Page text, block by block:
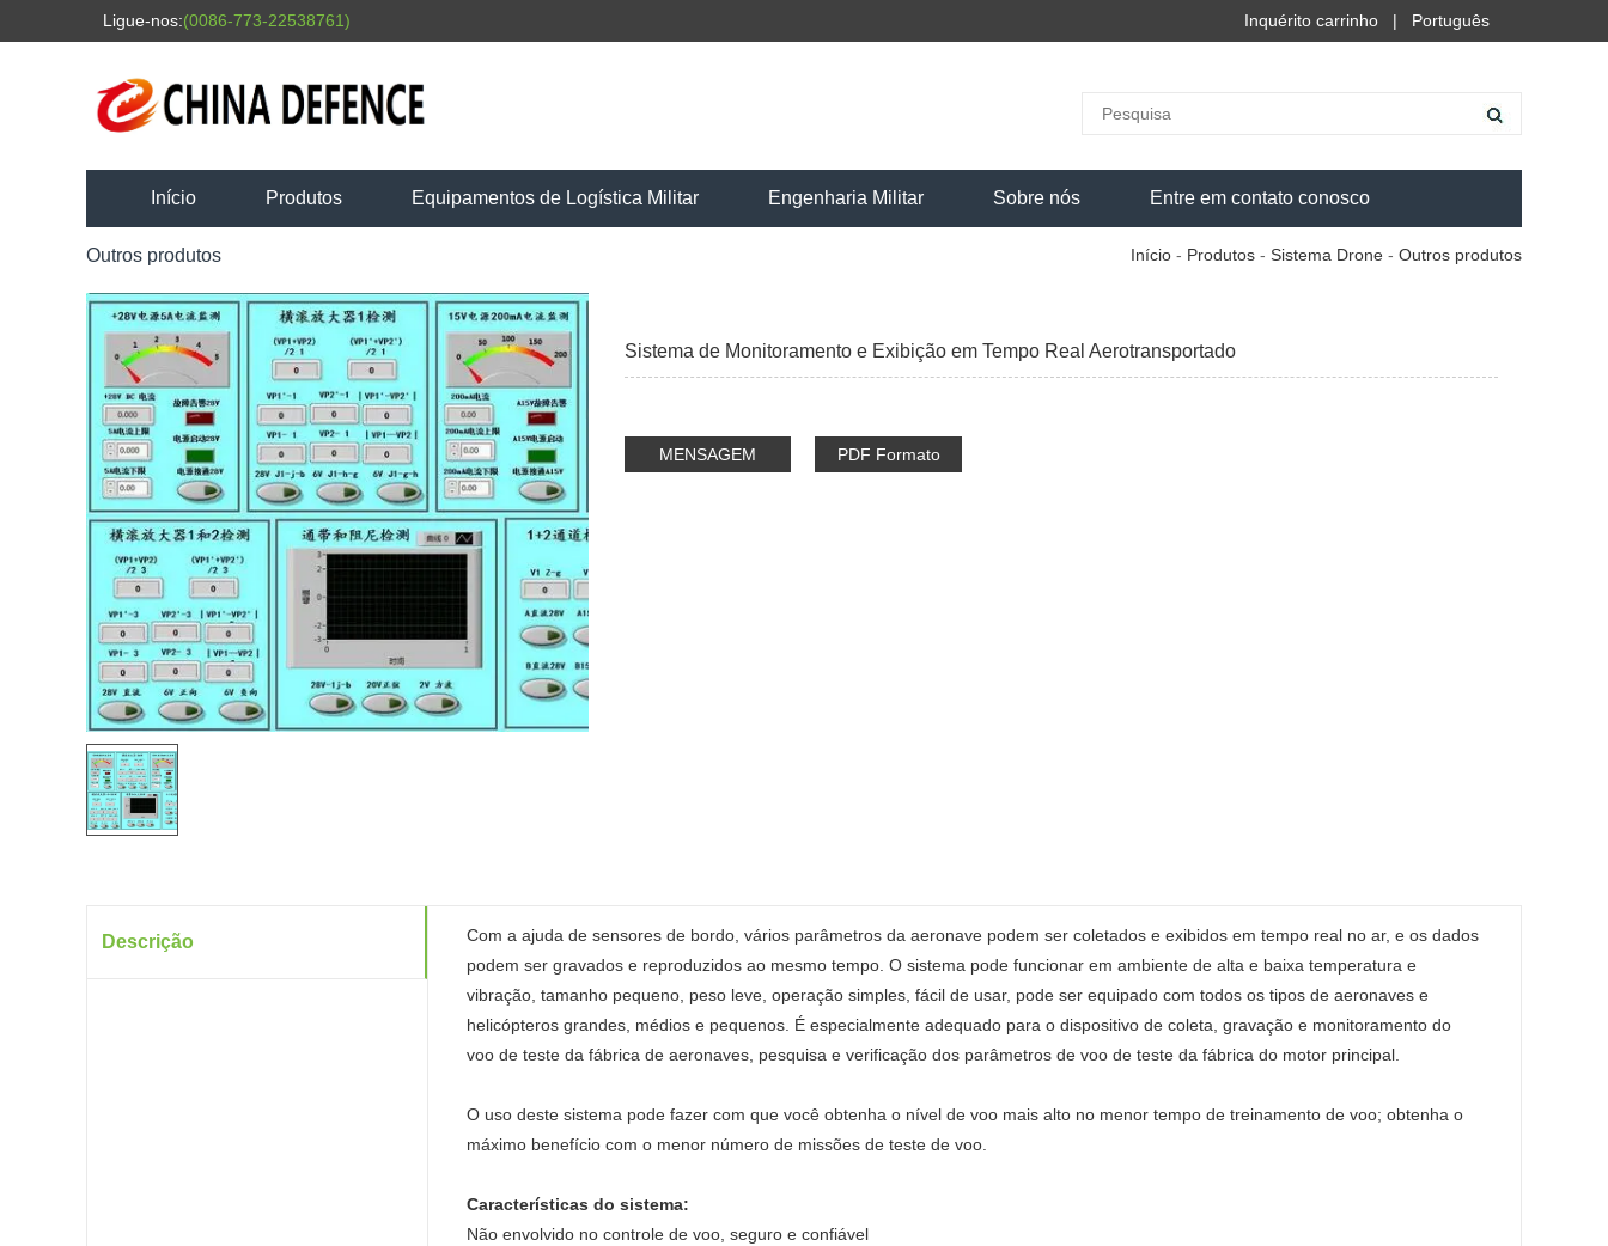
Ligue-nos:(0086-773-22538761) Português
|
Inquérito carrinho
Início Produtos Equipamentos de Logística Militar Engenharia Militar Sobre nós Entre em contato conosco
Outros produtos Início - Produtos - Sistema Drone - Outros produtos
Sistema de Monitoramento e Exibição em Tempo Real Aerotransportado
MENSAGEM PDF Formato
Descrição
Com a ajuda de sensores de bordo, vários parâmetros da aeronave podem ser coletados e exibidos em tempo real no ar, e os dados
podem ser gravados e reproduzidos ao mesmo tempo. O sistema pode funcionar em ambiente de alta e baixa temperatura e
vibração, tamanho pequeno, peso leve, operação simples, fácil de usar, pode ser equipado com todos os tipos de aeronaves e
helicópteros grandes, médios e pequenos. É especialmente adequado para o dispositivo de coleta, gravação e monitoramento do
voo de teste da fábrica de aeronaves, pesquisa e verificação dos parâmetros de voo de teste da fábrica do motor principal.
O uso deste sistema pode fazer com que você obtenha o nível de voo mais alto no menor tempo de treinamento de voo; obtenha o
máximo benefício com o menor número de missões de teste de voo.
Características do sistema:
Não envolvido no controle de voo, seguro e confiável